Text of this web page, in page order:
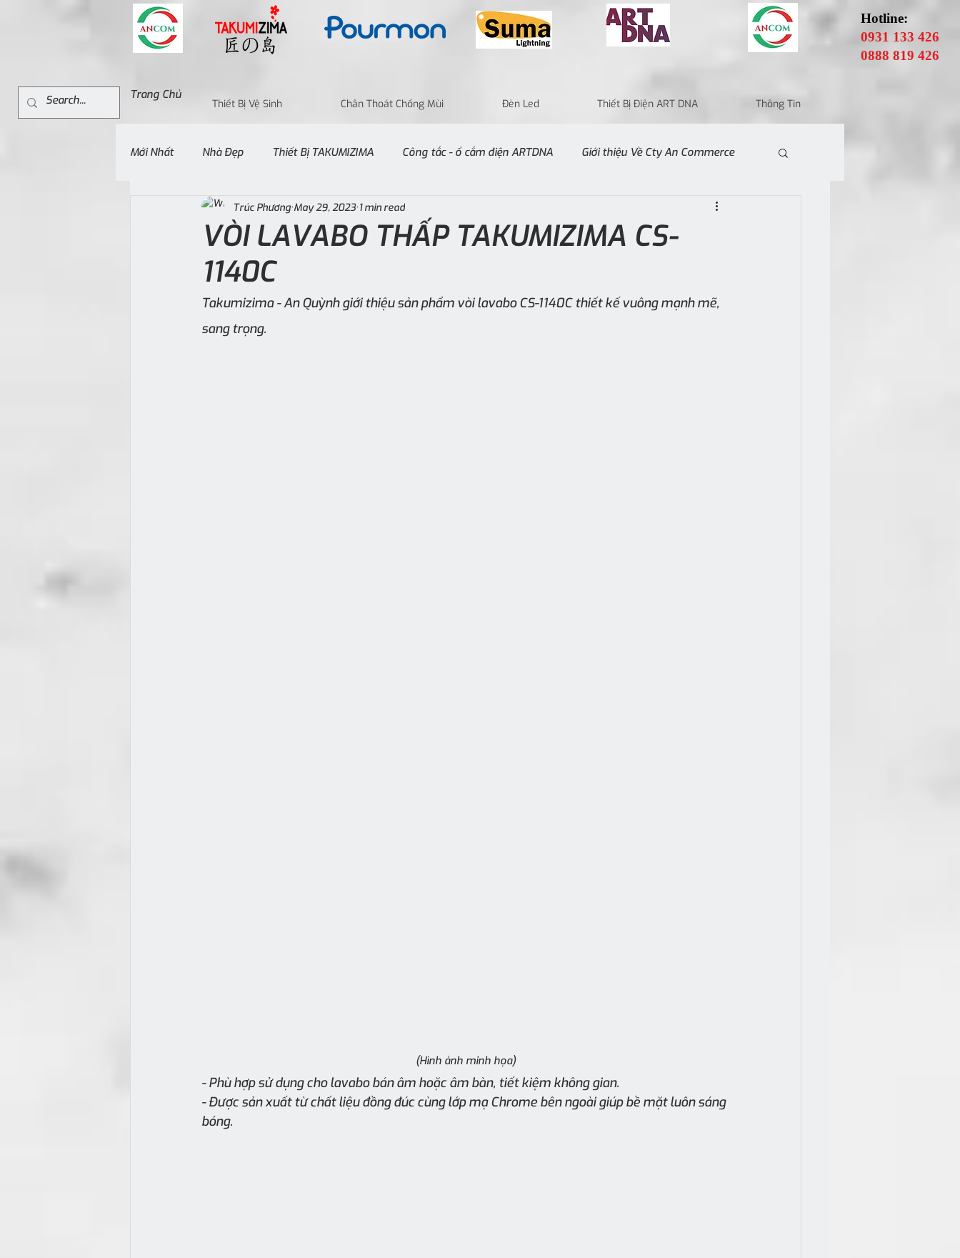
Thiết Bị Vệ Sinh Chân Thoát Chống Mùi Đèn Led Thiết Bị Điện ART DNA Thông Tin
Trang Chủ
Hotline:
0931 133 426
0888 819 426
Mới Nhất Nhà Đẹp Thiết Bị TAKUMIZIMA Công tắc - ổ cắm điện ARTDNA Giới thiệu Về Cty An Commerce
VÒI LAVABO THẤP TAKUMIZIMA CS-
1140C
Trúc Phương May 29, 2023 1 min read
Takumizima - An Quỳnh giới thiệu sản phẩm vòi lavabo CS-1140C thiết kế vuông mạnh mẽ,
sang trọng.
(Hình ảnh minh họa)
- Phù hợp sử dụng cho lavabo bán âm hoặc âm bàn, tiết kiệm không gian.
- Được sản xuất từ chất liệu đồng đúc cùng lớp mạ Chrome bên ngoài giúp bề mặt luôn sáng
bóng.